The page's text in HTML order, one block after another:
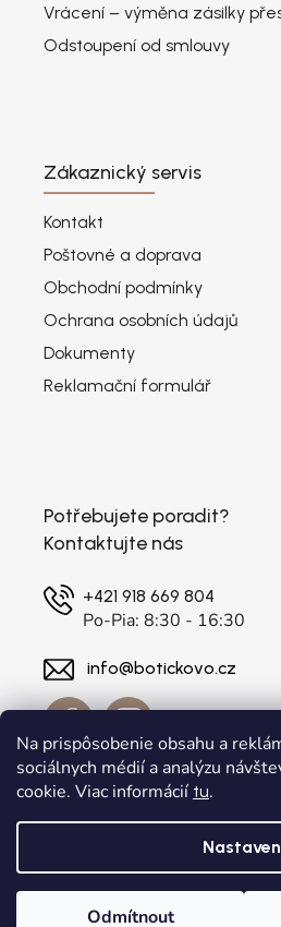
Na prispôsobenie obsahu a
sociálnych médií a analýzu
cookie. Viac informácií tu.
Odmítnout
Vrácení – výměna zásilky
Odstoupení od smlouvy
Zákaznický servis
Kontakt
Poštovné a doprava
Obchodní podmínky
Ochrana osobních údajů
Dokumenty
Reklamační formulář
Potřebujete poradit?
Kontaktujte nás
+421 918 669 804
Po-Pia: 8:30 - 16:30
info@botickovo.cz
Vytvořil Shoptet a
Copyright 2026botickovo.cz .